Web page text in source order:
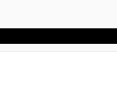
ッティ